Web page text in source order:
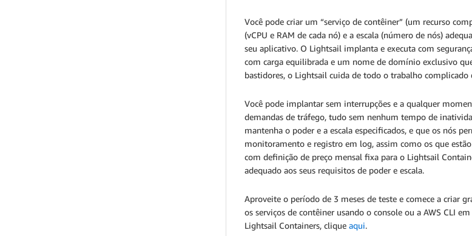
Você pode criar um “serviço de contêiner” (um recurso
(vCPU e RAM de cada nó) e a escala (número de nós)
seu aplicativo. O Lightsail implanta e executa com
com carga equilibrada e um nome de domínio exclusivo
bastidores, o Lightsail cuida de todo o trabalho
Você pode implantar sem interrupções e a qualquer
demandas de tráfego, tudo sem nenhum tempo de
mantenha o poder e a escala especificados, e que os nós
monitoramento e registro em log, assim como os que
com definição de preço mensal fixa para o Lightsail
adequado aos seus requisitos de poder e escala.
Aproveite o período de 3 meses de teste e comece a criar
os serviços de contêiner usando o console ou a AWS CLI em
Lightsail Containers, clique aqui.